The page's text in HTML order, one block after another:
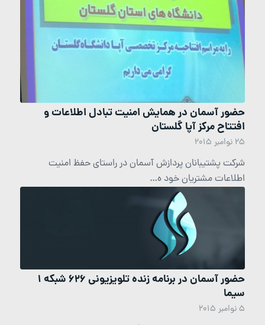
حضور آسمان در همایش امنیت تبادل اطلاعات و
افتتاح مرکز آپا گلستان
25 نوامبر 2015
شرکت پشتیبانان پردازش آسمان در راستای حفظ امنیت
اطلاعات مشتریان خود ه…
حضور آسمان در برنامه زنده تلویزیونی 626 شبکه 1
سیما
5 نوامبر 2015